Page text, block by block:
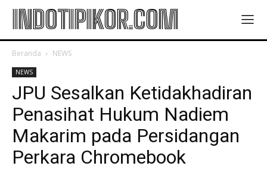
INDOTIPIKOR.COM
Beranda NEWS
NEWS
JPU Sesalkan Ketidakhadiran
Penasihat Hukum Nadiem
Makarim pada Persidangan
Perkara Chromebook